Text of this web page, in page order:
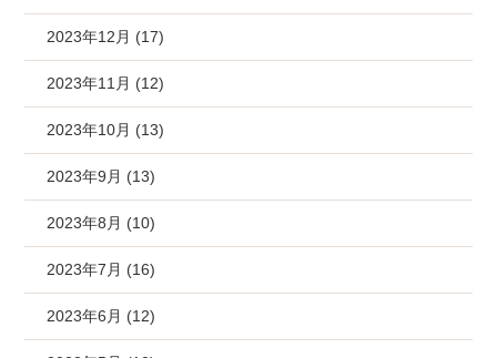
2023年12月 (17)
2023年11月 (12)
2023年10月 (13)
2023年9月 (13)
2023年8月 (10)
2023年7月 (16)
2023年6月 (12)